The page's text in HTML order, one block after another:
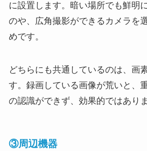
に設置します。暗い場所でも鮮明
のや、広角撮影ができるカメラを
めです。
どちらにも共通しているのは、画
す。録画している画像が荒いと、
の認識ができず、効果的ではありま
③周辺機器